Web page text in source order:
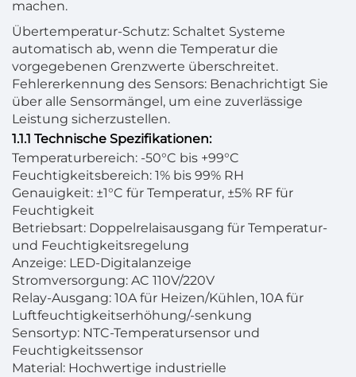
machen.
Übertemperatur-Schutz: Schaltet Systeme
automatisch ab, wenn die Temperatur die
vorgegebenen Grenzwerte überschreitet.
Fehlererkennung des Sensors: Benachrichtigt Sie
über alle Sensormängel, um eine zuverlässige
Leistung sicherzustellen.
1.1.1 Technische Spezifikationen:
Temperaturbereich: -50°C bis +99°C
Feuchtigkeitsbereich: 1% bis 99% RH
Genauigkeit: ±1°C für Temperatur, ±5% RF für
Feuchtigkeit
Betriebsart: Doppelrelaisausgang für Temperatur-
und Feuchtigkeitsregelung
Anzeige: LED-Digitalanzeige
Stromversorgung: AC 110V/220V
Relay-Ausgang: 10A für Heizen/Kühlen, 10A für
Luftfeuchtigkeitserhöhung/-senkung
Sensortyp: NTC-Temperatursensor und
Feuchtigkeitssensor
Material: Hochwertige industrielle